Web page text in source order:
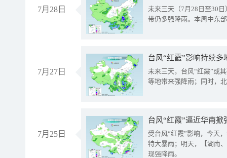
7月28日
未来三天（7月28日至30
带仍多强降雨。本周中东
7月27日
台风“红霞”影响持续
未来三天，台风“红霞”或
等地带来强降雨；同时，
7月25日
台风“红霞”逼近华南
受台风“红霞”影响，今天
特大暴雨；明天，【湖南
现强降雨。